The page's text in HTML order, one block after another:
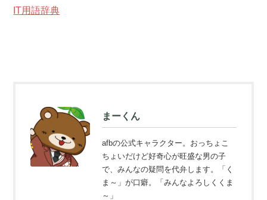
IT用語辞典
まーくん
afbの公式キャラクター。おっちょこ
ちょいだけど好奇心が旺盛な男の子
で、みんなの疑問を代弁します。「く
ま～」が口癖。「みんなよろしくくま
～」